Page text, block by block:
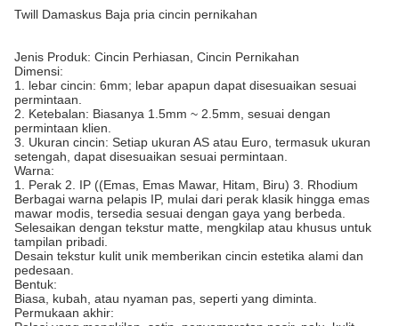
Twill Damaskus Baja pria cincin pernikahan
Jenis Produk: Cincin Perhiasan, Cincin Pernikahan
Dimensi:
1. lebar cincin: 6mm; lebar apapun dapat disesuaikan sesuai
permintaan.
2. Ketebalan: Biasanya 1.5mm ~ 2.5mm, sesuai dengan
permintaan klien.
3. Ukuran cincin: Setiap ukuran AS atau Euro, termasuk ukuran
setengah, dapat disesuaikan sesuai permintaan.
Warna:
1. Perak 2. IP ((Emas, Emas Mawar, Hitam, Biru) 3. Rhodium
Berbagai warna pelapis IP, mulai dari perak klasik hingga emas
mawar modis, tersedia sesuai dengan gaya yang berbeda.
Selesaikan dengan tekstur matte, mengkilap atau khusus untuk
tampilan pribadi.
Desain tekstur kulit unik memberikan cincin estetika alami dan
pedesaan.
Bentuk:
Biasa, kubah, atau nyaman pas, seperti yang diminta.
Permukaan akhir: